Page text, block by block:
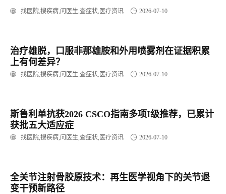
找医院,搜疾病,问医生,查症状,医疗资讯 2026-07-10
治疗雄脱，口服非那雄胺和外用喷雾剂在证据积累
上有何差异？
找医院,搜疾病,问医生,查症状,医疗资讯 2026-07-10
斯鲁利单抗获2026 CSCO指南多项I级推荐，已累计
获批五大适应症
找医院,搜疾病,问医生,查症状,医疗资讯 2026-07-10
全关节注射骨胶原技术：再生医学视角下的关节退
变干预新路径